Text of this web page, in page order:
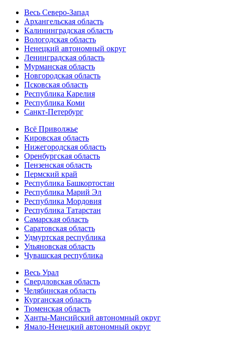
Весь Северо-Запад
Архангельская область
Калининградская область
Вологодская область
Ненецкий автономный округ
Ленинградская область
Мурманская область
Новгородская область
Псковская область
Республика Карелия
Республика Коми
Санкт-Петербург
Всё Приволжье
Кировская область
Нижегородская область
Оренбургская область
Пензенская область
Пермский край
Республика Башкортостан
Республика Марий Эл
Республика Мордовия
Республика Татарстан
Самарская область
Саратовская область
Удмуртская республика
Ульяновская область
Чувашская республика
Весь Урал
Свердловская область
Челябинская область
Курганская область
Тюменская область
Ханты-Мансийский автономный округ
Ямало-Ненецкий автономный округ